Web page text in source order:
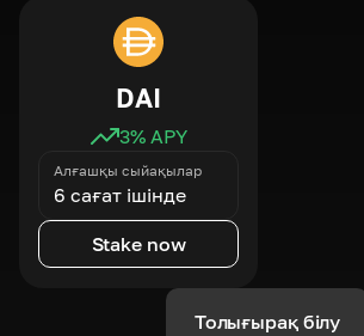
DAI
3% APY
Алғашқы сыйақылар
6 сағат ішінде
Stake now
Толығырақ білу